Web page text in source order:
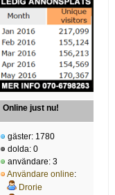
Online just nu!
gäster: 1780
dolda: 0
användare: 3
Användare online:
Drorie